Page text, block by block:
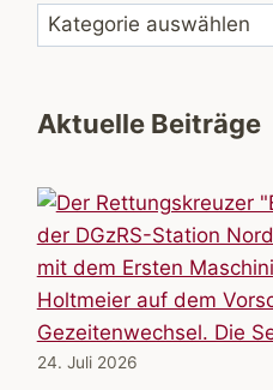
Aktuelle Beiträge
Gezeitenwechsel. Die
24. Juli 2026